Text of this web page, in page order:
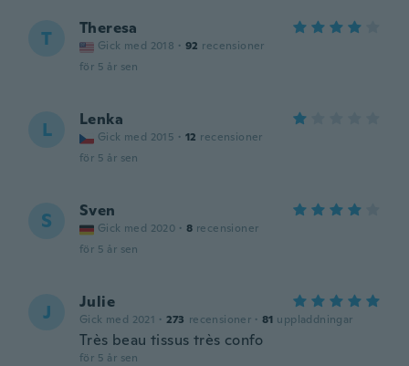
T Theresa
Gick med 2018 · 92 recensioner
för 5 år sen
L Lenka
Gick med 2015 · 12 recensioner
för 5 år sen
S Sven
Gick med 2020 · 8 recensioner
för 5 år sen
J Julie
Gick med 2021 · 273 recensioner · 81 uppladdningar
Très beau tissus très confo
för 5 år sen